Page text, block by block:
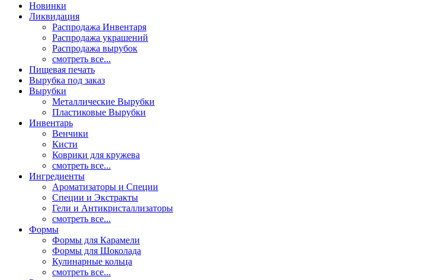
Новинки
Ликвидация
Распродажа Инвентаря
Распродажа украшений
Распродажа вырубок
смотреть все...
Пищевая печать
Вырубка под заказ
Вырубки
Металлические Вырубки
Пластиковые Вырубки
Инвентарь
Венчики
Кисти
Коврики для кружева
смотреть все...
Ингредиенты
Ароматизаторы и Специи
Специи и Экстракты
Гели и Антикристаллизаторы
смотреть все...
Формы
Формы для Карамели
Формы для Шоколада
Кулинарные кольца
смотреть все...